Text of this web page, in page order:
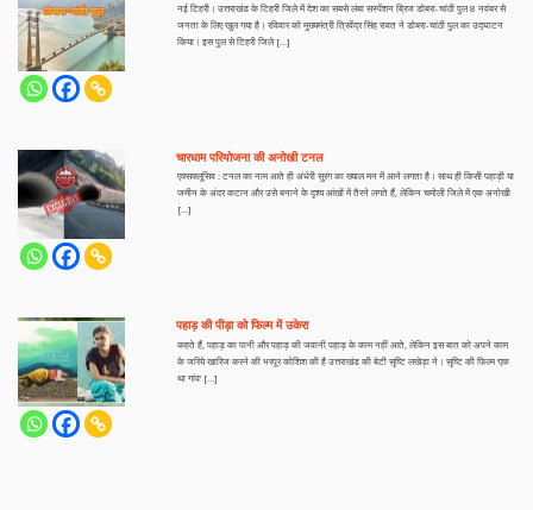
नई टिहरी। उत्तराखंड के टिहरी जिले में देश का सबसे लंबा सस्पेंशन ब्रिज डोबरा-चांठी पुल 8 नवंबर से
जनता के लिए खुल गया है। रविवार को मुख्यमंत्री त्रिवेंद्र सिंह रावत ने डोबरा-चांठी पुल का उद्घाटन
किया। इस पुल से टिहरी जिले […]
चारधाम परियोजना की अनोखी टनल
एक्सक्लूसिव : टनल का नाम आते ही अंधेरी सुरंग का ख्याल मन में आने लगता है। साथ ही किसी पहाड़ी या
जमीन के अंदर कटान और उसे बनाने के दृश्य आंखों में तैरने लगते हैं, लेकिन चमोली जिले में एक अनोखी
[…]
पहाड़ की पीड़ा को फिल्म में उकेरा
कहते हैं, पहाड़ का पानी और पहाड़ की जवानी पहाड़ के काम नहीं आते, लेकिन इस बात को अपने काम
के जरिये खारिज करने की भरपूर कोशिश की है उत्तराखंड की बेटी सृष्टि लखेड़ा ने। सृष्टि की फिल्म ‘एक
था गांव’ […]